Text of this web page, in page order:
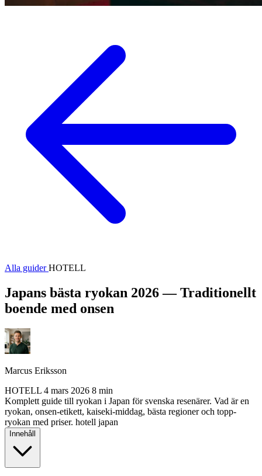
Alla guiderHOTELL
Japans bästa ryokan 2026 — Traditionellt
boende med onsen
Marcus Eriksson
HOTELL 4 mars 2026 8 min
Komplett guide till ryokan i Japan för svenska resenärer. Vad är en
ryokan, onsen-etikett, kaiseki-middag, bästa regioner och topp-
ryokan med priser. hotell japan
Innehåll